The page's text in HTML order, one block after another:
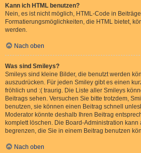
Kann ich HTML benutzen?
Nein, es ist nicht möglich, HTML-Code in
Formatierungsmöglichkeiten, die HTML bietet,
werden.
Nach oben
Was sind Smileys?
Smileys sind kleine Bilder, die benutzt werden
auszudrücken. Für jeden Smiley gibt es einen
fröhlich und :( traurig. Die Liste aller Smileys
Beitrags sehen. Versuchen Sie bitte trotzdem,
benutzen, sie können einen Beitrag schnell
Moderator könnte deshalb Ihren Beitrag
komplett löschen. Die Board-Administration
begrenzen, die Sie in einem Beitrag benutzen
Nach oben